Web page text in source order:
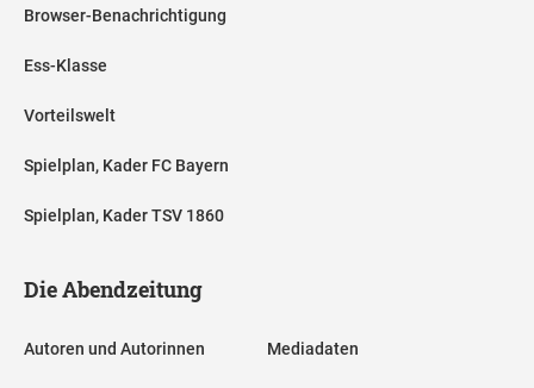
Browser-Benachrichtigung
Ess-Klasse
Vorteilswelt
Spielplan, Kader FC Bayern
Spielplan, Kader TSV 1860
Die Abendzeitung
Autoren und Autorinnen Mediadaten